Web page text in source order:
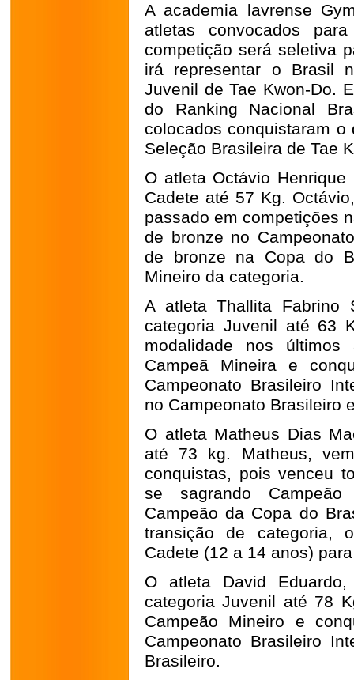
A academia lavrense
atletas convocados
competição será seletiva
irá representar o Brasil
Juvenil de Tae Kwon-Do.
do Ranking Nacional
colocados conquistaram
Seleção Brasileira de Tae
O atleta Octávio
Cadete até 57 Kg.
passado em competições
de bronze no
de bronze na Copa do
Mineiro da categoria.
A atleta Thallita Fabrino
categoria Juvenil até 63
modalidade nos
Campeã Mineira e
Campeonato Brasileiro
no Campeonato Brasileiro
O atleta Matheus Dias
até 73 kg. Matheus,
conquistas, pois venceu
se sagrando
Campeão da Copa do
transição de categoria,
Cadete (12 a 14 anos)
O atleta David
categoria Juvenil até 78
Campeão Mineiro e
Campeonato Brasileiro
Brasileiro.